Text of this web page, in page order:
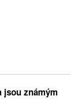
jsou známým